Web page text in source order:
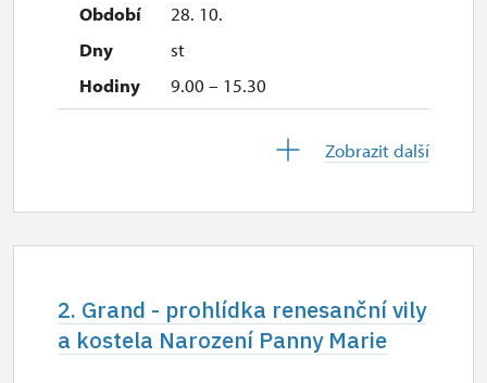
28. 10.
st
9.00 – 15.30
30. 10.
9.00 – 15.30
Zobrazit další
2. Grand - prohlídka renesanční vily
a kostela Narození Panny Marie